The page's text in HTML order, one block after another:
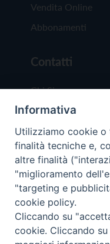
Vendita Online
Abbonamenti
Contatti
Chi Siamo
Redazione
Scrivici
Copyright ©
Trentina Editrice
Informativa
Utilizziamo cookie
finalità tecniche e,
altre finalità
"miglioramento
"targeting e
cookie policy.
Cliccando su
cookie. Cliccando